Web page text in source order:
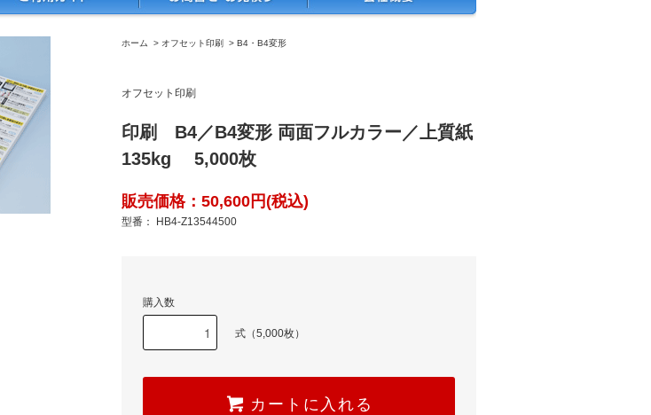
ホーム > オフセット印刷 > B4・B4変形
オフセット印刷
印刷 B4／B4変形 両面フルカラー／上質紙
135kg 5,000枚
販売価格：50,600円(税込)
型番： HB4-Z13544500
購入数
式（5,000枚）
カートに入れる